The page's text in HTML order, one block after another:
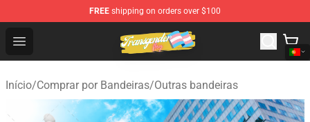
FREE shipping on orders over $100
Open menu
Transgender Flag Store - The Best Transgender Flag
Início/Comprar por Bandeiras/Outras bandeiras